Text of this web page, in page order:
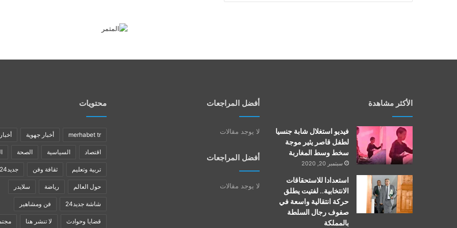
الأكثر مشاهدة
فيديو استغلال شابة جنسيا
لطفل قاصر يثير موجة
سخط وسط المغاربة
سبتمبر 20, 2020
استعدادا للاستحقاقات
الانتخابية.. لفتيت يطلق
حركة انتقالية واسعة في
صفوف رجال السلطة
بالمملكة
أفضل المراجعات
لا يوجد مقالات
أفضل المراجعات
لا يوجد مقالات
محتويات
merhabet tr أخبار جهوية
اقتصاد السياسية الصحة
تربية وتعليم ثقافة وفن جديد24
حول العالم رياضة سلايدر
شاشة جديد24 فن ومشاهير
قضايا وحوادث لا تنشر هنا